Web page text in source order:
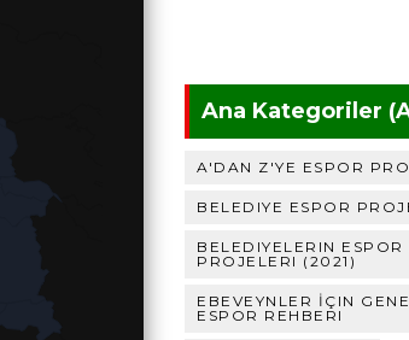
Ana Kategoriler
A'DAN Z'YE ESPOR
BELEDIYE ESPOR
BELEDIYELERIN ESPOR
PROJELERI (2021)
EBEVEYNLER İÇIN
ESPOR REHBERI